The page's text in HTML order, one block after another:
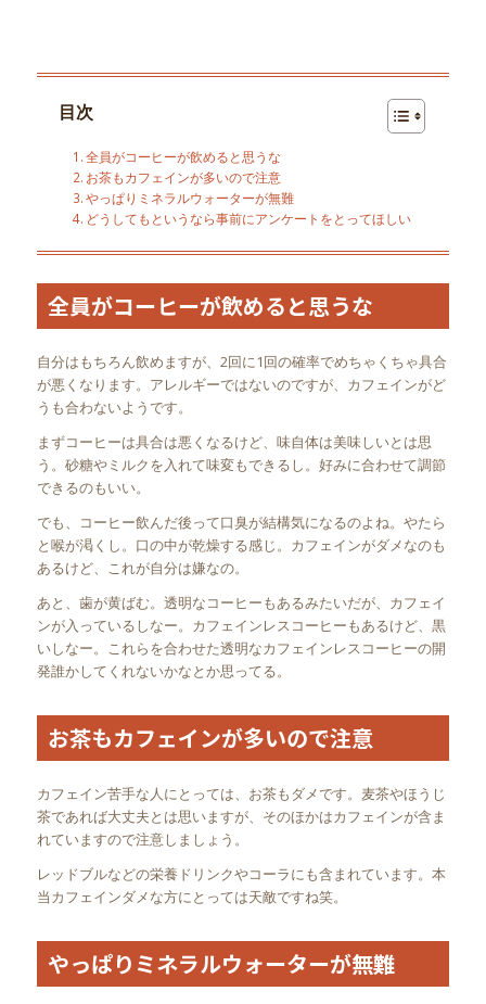
目次
全員がコーヒーが飲めると思うな
お茶もカフェインが多いので注意
やっぱりミネラルウォーターが無難
どうしてもというなら事前にアンケートをとってほしい
全員がコーヒーが飲めると思うな
自分はもちろん飲めますが、2回に1回の確率でめちゃくちゃ具合
が悪くなります。アレルギーではないのですが、カフェインがど
うも合わないようです。
まずコーヒーは具合は悪くなるけど、味自体は美味しいとは思
う。砂糖やミルクを入れて味変もできるし。好みに合わせて調節
できるのもいい。
でも、コーヒー飲んだ後って口臭が結構気になるのよね。やたら
と喉が渇くし。口の中が乾燥する感じ。カフェインがダメなのも
あるけど、これが自分は嫌なの。
あと、歯が黄ばむ。透明なコーヒーもあるみたいだが、カフェイ
ンが入っているしなー。カフェインレスコーヒーもあるけど、黒
いしなー。これらを合わせた透明なカフェインレスコーヒーの開
発誰かしてくれないかなとか思ってる。
お茶もカフェインが多いので注意
カフェイン苦手な人にとっては、お茶もダメです。麦茶やほうじ
茶であれば大丈夫とは思いますが、そのほかはカフェインが含ま
れていますので注意しましょう。
レッドブルなどの栄養ドリンクやコーラにも含まれています。本
当カフェインダメな方にとっては天敵ですね笑。
やっぱりミネラルウォーターが無難